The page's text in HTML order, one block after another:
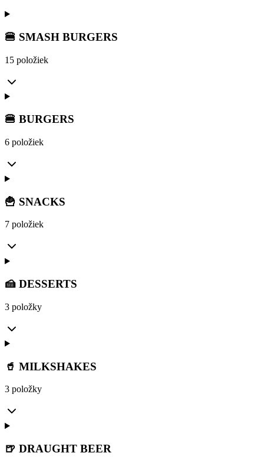
🍔 SMASH BURGERS
15 položiek
🍔 BURGERS
6 položiek
🍟 SNACKS
7 položiek
🍰 DESSERTS
3 položky
🥤 MILKSHAKES
3 položky
🍺 DRAUGHT BEER